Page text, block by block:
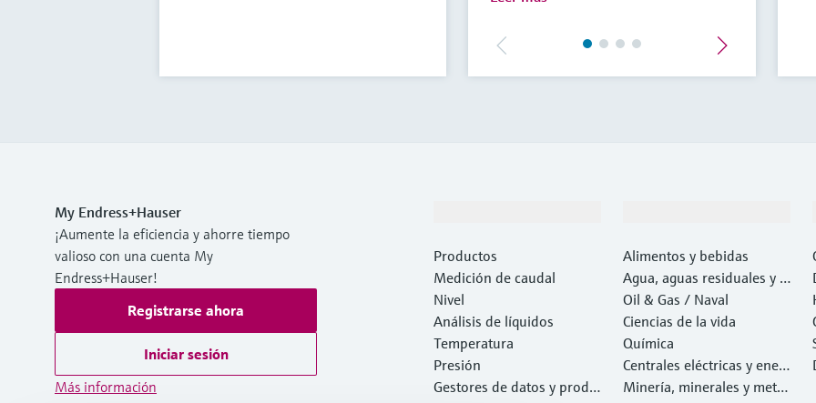
My Endress+Hauser
¡Aumente la eficiencia y ahorre tiempo
valioso con una cuenta My
Endress+Hauser!
Registrarse ahora
Iniciar sesión
Más información
Productos
Medición de caudal
Nivel
Análisis de líquidos
Temperatura
Presión
Gestores de datos y produ
Alimentos y bebidas
Agua, aguas residuales y r
esiduos
Oil & Gas / Naval
Ciencias de la vida
Química
Centrales eléctricas y ener
gía
Minería, minerales y metal